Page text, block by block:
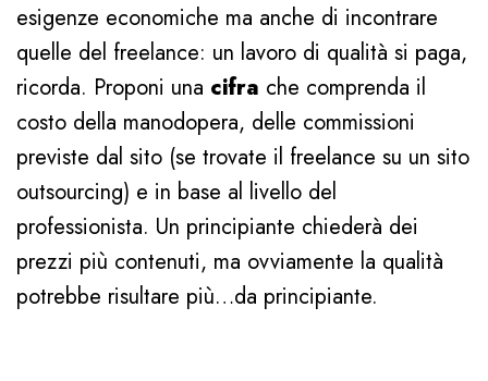
esigenze economiche ma anche di incontrare
quelle del freelance: un lavoro di qualità si paga,
ricorda. Proponi una cifra che comprenda il
costo della manodopera, delle commissioni
previste dal sito (se trovate il freelance su un sito
outsourcing) e in base al livello del
professionista. Un principiante chiederà dei
prezzi più contenuti, ma ovviamente la qualità
potrebbe risultare più…da principiante.